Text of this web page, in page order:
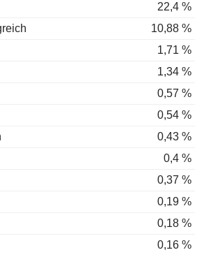
22,4 %
10,88 %
1,71 %
1,34 %
0,57 %
0,54 %
0,43 %
0,4 %
0,37 %
0,19 %
0,18 %
0,16 %